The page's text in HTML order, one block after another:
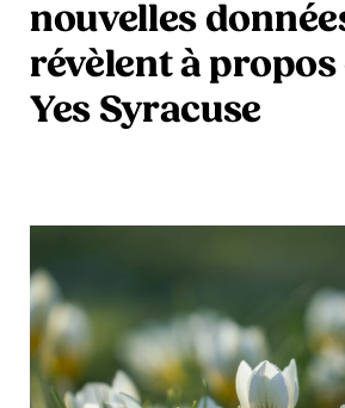
nouvelles
révèlent à propos
Yes Syracuse